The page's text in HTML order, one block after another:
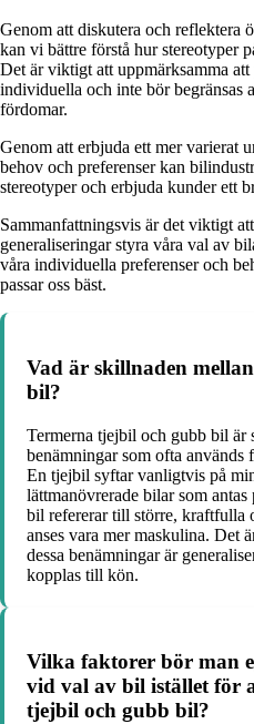
Genom att diskutera och reflektera
kan vi bättre förstå hur stereotyper
Det är viktigt att uppmärksamma
individuella och inte bör begränsas
fördomar.
Genom att erbjuda ett mer varierat
behov och preferenser kan
stereotyper och erbjuda kunder ett
Sammanfattningsvis är det viktigt
generaliseringar styra våra val av
våra individuella preferenser och
passar oss bäst.
Vad är skillnaden
bil?
Termerna tjejbil och gubb bil är
benämningar som ofta
En tjejbil syftar vanligtvis på
lättmanövrerade bilar som
bil refererar till större, kraftfulla
anses vara mer maskulina. Det
dessa benämningar är
kopplas till kön.
Vilka faktorer bör man
vid val av bil istället för
tjejbil och gubb bil?